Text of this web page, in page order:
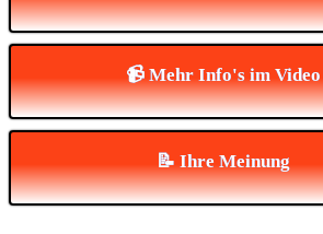
📹 Mehr Info's im Video
📝 Ihre Meinung